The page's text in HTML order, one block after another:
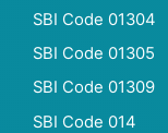
SBI Code 01304
SBI Code 01305
SBI Code 01309
SBI Code 014